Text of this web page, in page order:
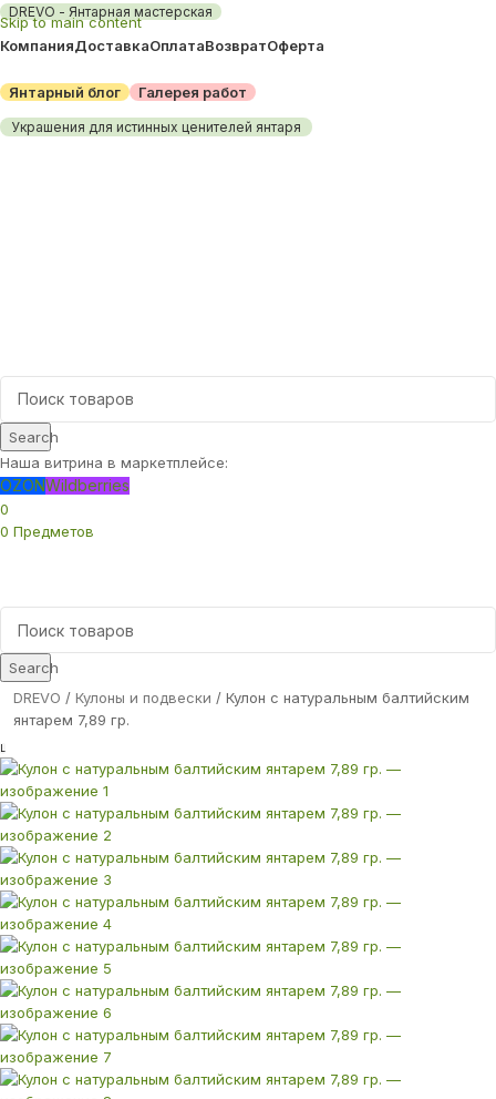
Skip to main content
DREVO - Янтарная мастерская
КомпанияДоставкаОплатаВозвратОферта
Янтарный блог Галерея работ
Украшения для истинных ценителей янтаря
Search
Наша витрина в маркетплейсе:
OZONWildberries
0
0 Предметов
Search
DREVO
Кулоны и подвески
Кулон с натуральным балтийским
янтарем 7,89 гр.
L